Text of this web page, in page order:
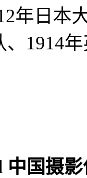
年日本
、1914
中国摄